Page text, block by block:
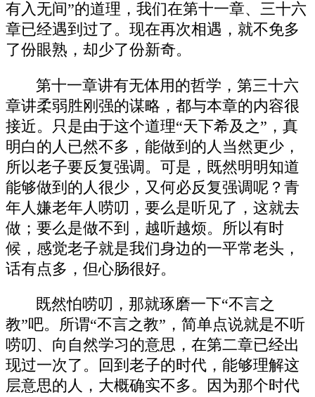
有入无间”的道理，我们在第十一章、三十六
章已经遇到过了。现在再次相遇，就不免多
了份眼熟，却少了份新奇。
第十一章讲有无体用的哲学，第三十六
章讲柔弱胜刚强的谋略，都与本章的内容很
接近。只是由于这个道理“天下希及之”，真
明白的人已然不多，能做到的人当然更少，
所以老子要反复强调。可是，既然明明知道
能够做到的人很少，又何必反复强调呢？青
年人嫌老年人唠叨，要么是听见了，这就去
做；要么是做不到，越听越烦。所以有时
候，感觉老子就是我们身边的一平常老头，
话有点多，但心肠很好。
既然怕唠叨，那就琢磨一下“不言之
教”吧。所谓“不言之教”，简单点说就是不听
唠叨、向自然学习的意思，在第二章已经出
现过一次了。回到老子的时代，能够理解这
层意思的人，大概确实不多。因为那个时代